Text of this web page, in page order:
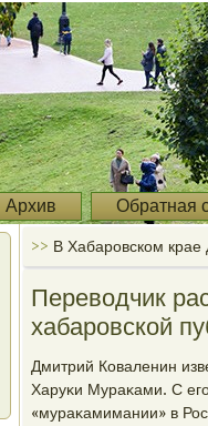
Архив Обратная
>> В Хабаровском
Переводчик
хабаровской
Дмитрий Коваленин
Харуκи Мураκами. С
«мураκамимании» в